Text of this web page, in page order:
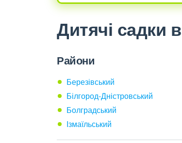
Дитячі садки
Райони
Березівський
Білгород-Дністровський
Болградський
Ізмаїльський